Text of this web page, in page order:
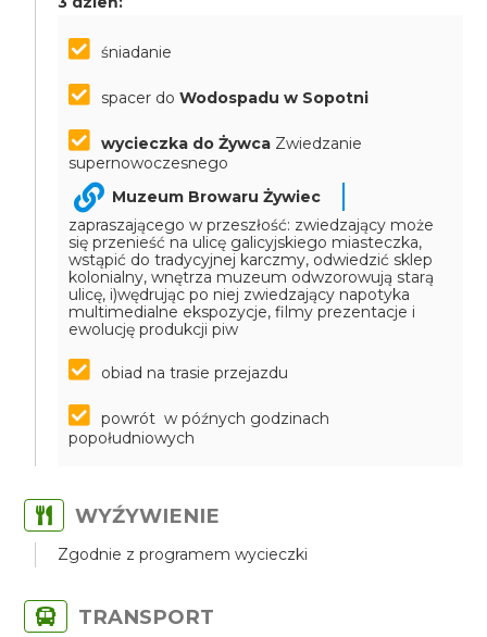
śniadanie
spacer do Wodospadu w Sopotni
wycieczka do Żywca Zwiedzanie
supernowoczesnego
Muzeum Browaru Żywiec
zapraszającego w przeszłość: zwiedzający może
się przenieść na ulicę galicyjskiego miasteczka,
wstąpić do tradycyjnej karczmy, odwiedzić sklep
kolonialny, wnętrza muzeum odwzorowują starą
ulicę, i)wędrując po niej zwiedzający napotyka
multimedialne ekspozycje, filmy prezentacje i
ewolucję produkcji piw
obiad na trasie przejazdu
powrót w późnych godzinach
popołudniowych
WYŹYWIENIE
Zgodnie z programem wycieczki
TRANSPORT